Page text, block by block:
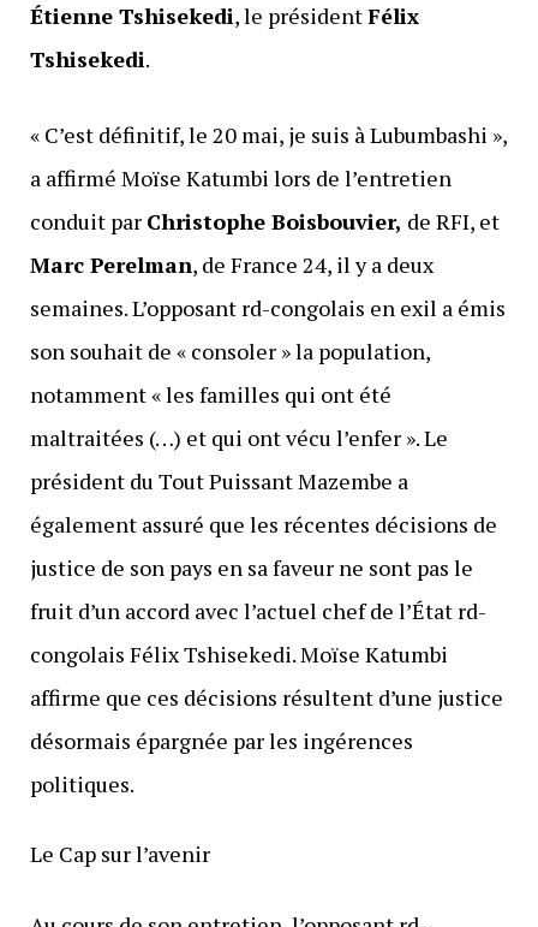
Étienne Tshisekedi, le présidentFélix
Tshisekedi.
« C’est définitif, le 20 mai, je suis à Lubumbashi »,
a affirmé Moïse Katumbi lors de l’entretien
conduit par Christophe Boisbouvier, de RFI, et
Marc Perelman, de France 24, il y a deux
semaines. L’opposant rd-congolais en exil a émis
son souhait de « consoler » la population,
notamment « les familles qui ont été
maltraitées (…) et qui ont vécu l’enfer ». Le
président du Tout Puissant Mazembe a
également assuré que les récentes décisions de
justice de son pays en sa faveur ne sont pas le
fruit d’un accord avec l’actuel chef de l’État rd-
congolais Félix Tshisekedi. Moïse Katumbi
affirme que ces décisions résultent d’une justice
désormais épargnée par les ingérences
politiques.
Le Cap sur l’avenir